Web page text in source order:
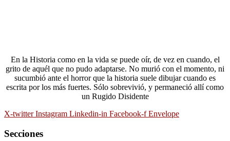
En la Historia como en la vida se puede oír, de vez en cuando, el
grito de aquél que no pudo adaptarse. No murió con el momento, ni
sucumbió ante el horror que la historia suele dibujar cuando es
escrita por los más fuertes. Sólo sobrevivió, y permaneció allí como
un Rugido Disidente
X-twitter Instagram Linkedin-in Facebook-f Envelope
Secciones